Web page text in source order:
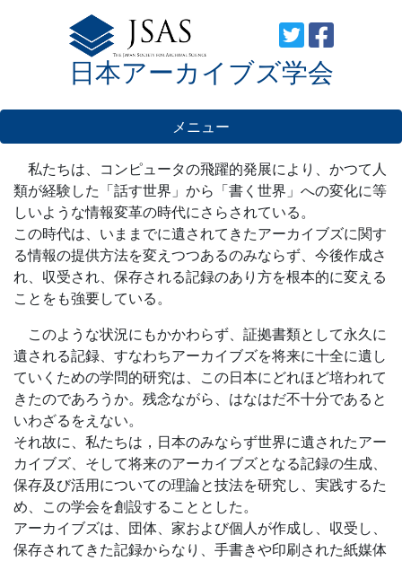
日本アーカイブズ学会
メニュー
私たちは、コンピュータの飛躍的発展により、かつて人
類が経験した「話す世界」から「書く世界」への変化に等
しいような情報変革の時代にさらされている。
この時代は、いままでに遺されてきたアーカイブズに関す
る情報の提供方法を変えつつあるのみならず、今後作成さ
れ、収受され、保存される記録のあり方を根本的に変える
ことをも強要している。
このような状況にもかかわらず、証拠書類として永久に
遺される記録、すなわちアーカイブズを将来に十全に遺し
ていくための学問的研究は、この日本にどれほど培われて
きたのであろうか。残念ながら、はなはだ不十分であると
いわざるをえない。
それ故に、私たちは，日本のみならず世界に遺されたアー
カイブズ、そして将来のアーカイブズとなる記録の生成、
保存及び活用についての理論と技法を研究し、実践するた
め、この学会を創設することとした。
アーカイブズは、団体、家および個人が作成し、収受し、
保存されてきた記録からなり、手書きや印刷された紙媒体